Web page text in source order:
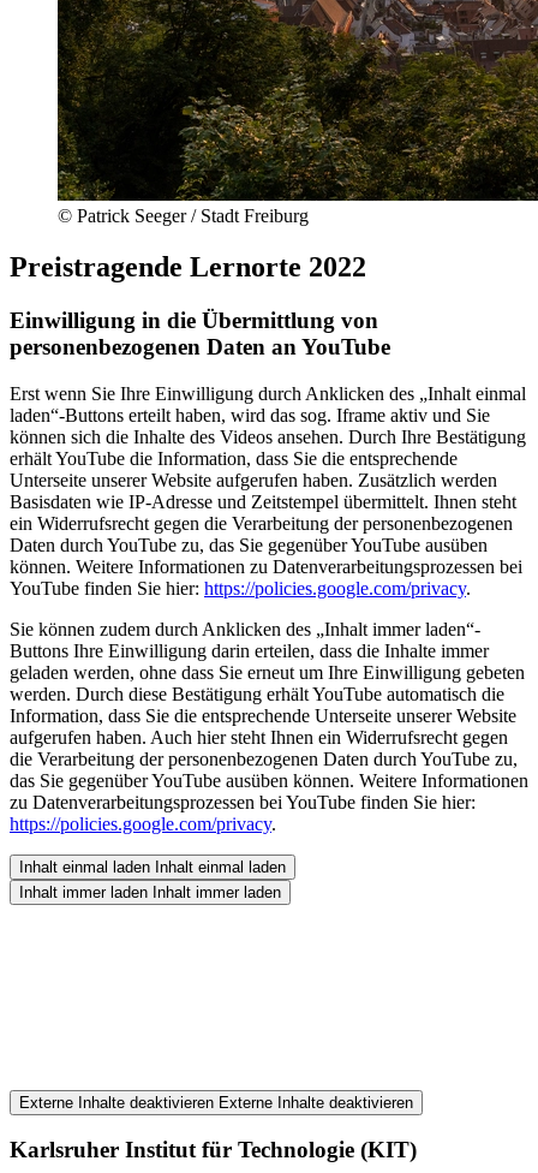
© Patrick Seeger / Stadt Freiburg
Preistragende Lernorte 2022
Einwilligung in die Übermittlung von
personenbezogenen Daten an YouTube
Erst wenn Sie Ihre Einwilligung durch Anklicken des „Inhalt einmal
laden“-Buttons erteilt haben, wird das sog. Iframe aktiv und Sie
können sich die Inhalte des Videos ansehen. Durch Ihre Bestätigung
erhält YouTube die Information, dass Sie die entsprechende
Unterseite unserer Website aufgerufen haben. Zusätzlich werden
Basisdaten wie IP-Adresse und Zeitstempel übermittelt. Ihnen steht
ein Widerrufsrecht gegen die Verarbeitung der personenbezogenen
Daten durch YouTube zu, das Sie gegenüber YouTube ausüben
können. Weitere Informationen zu Datenverarbeitungsprozessen bei
YouTube finden Sie hier: https://policies.google.com/privacy.
Sie können zudem durch Anklicken des „Inhalt immer laden“-
Buttons Ihre Einwilligung darin erteilen, dass die Inhalte immer
geladen werden, ohne dass Sie erneut um Ihre Einwilligung gebeten
werden. Durch diese Bestätigung erhält YouTube automatisch die
Information, dass Sie die entsprechende Unterseite unserer Website
aufgerufen haben. Auch hier steht Ihnen ein Widerrufsrecht gegen
die Verarbeitung der personenbezogenen Daten durch YouTube zu,
das Sie gegenüber YouTube ausüben können. Weitere Informationen
zu Datenverarbeitungsprozessen bei YouTube finden Sie hier:
https://policies.google.com/privacy.
Inhalt einmal laden Inhalt einmal laden
Inhalt immer laden Inhalt immer laden
Externe Inhalte deaktivieren Externe Inhalte deaktivieren
Karlsruher Institut für Technologie (KIT)